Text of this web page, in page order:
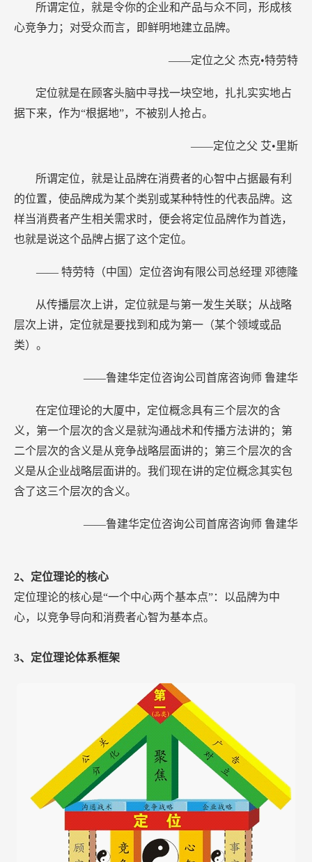
所谓定位，就是令你的企业和产品与众不同，形成核
心竞争力；对受众而言，即鲜明地建立品牌。
——定位之父 杰克•特劳特
定位就是在顾客头脑中寻找一块空地，扎扎实实地占
据下来，作为“根据地”，不被别人抢占。
——定位之父 艾•里斯
所谓定位，就是让品牌在消费者的心智中占据最有利
的位置，使品牌成为某个类别或某种特性的代表品牌。这
样当消费者产生相关需求时，便会将定位品牌作为首选，
也就是说这个品牌占据了这个定位。
—— 特劳特（中国）定位咨询有限公司总经理 邓德隆
从传播层次上讲，定位就是与第一发生关联；从战略
层次上讲，定位就是要找到和成为第一（某个领域或品
类）。
——鲁建华定位咨询公司首席咨询师 鲁建华
在定位理论的大厦中，定位概念具有三个层次的含
义，第一个层次的含义是就沟通战术和传播方法讲的；第
二个层次的含义是从竞争战略层面讲的；第三个层次的含
义是从企业战略层面讲的。我们现在讲的定位概念其实包
含了这三个层次的含义。
——鲁建华定位咨询公司首席咨询师 鲁建华
2、定位理论的核心
定位理论的核心是“一个中心两个基本点”：以品牌为中
心，以竞争导向和消费者心智为基本点。
3、定位理论体系框架